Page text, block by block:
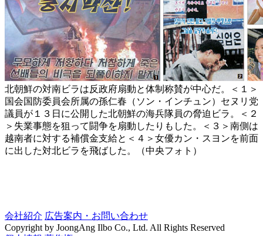
北朝鮮の対南ビラは反政府扇動と体制称賛が中心だ。＜１＞
国会国防委員会所属の孫仁春（ソン・インチュン）セヌリ党
議員が１３日に公開した北朝鮮の海兵隊員の脅迫ビラ。＜２
＞失業事態を狙って闘争を扇動したりもした。＜３＞南側は
越南者に対する補償金支給と＜４＞女優カン・スヨンを前面
に出した対北ビラを飛ばした。（中央フォト）
会社紹介 広告案内・お問い合わせ
Copyright by JoongAng Ilbo Co., Ltd. All Rights Reserved